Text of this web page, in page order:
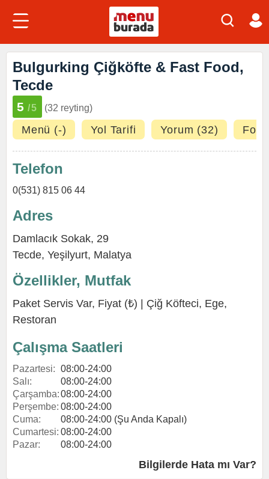
Bulgurking Çiğköfte & Fast Food,
Tecde
5 /5 (32 reyting)
Menü (-) Yol Tarifi Yorum (32)
Telefon
0(531) 815 06 44
Adres
Damlacık Sokak, 29
Tecde, Yeşilyurt, Malatya
Özellikler, Mutfak
Paket Servis Var, Fiyat (₺) | Çiğ Köfteci, Ege,
Restoran
Çalışma Saatleri
Pazartesi: 08:00-24:00
Salı:
08:00-24:00
Çarşamba:08:00-24:00
Perşembe: 08:00-24:00
Cuma:
08:00-24:00 (Şu Anda Kapalı)
Cumartesi: 08:00-24:00
Pazar:
08:00-24:00
Bilgilerde Hata mı Var?